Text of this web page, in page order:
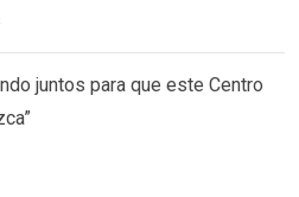
juntos para que este Centro